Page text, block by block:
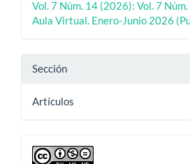
Vol. 7 Núm. 14 (2026): Vol. 7
Aula Virtual. Enero-Junio 2026
Sección
Artículos